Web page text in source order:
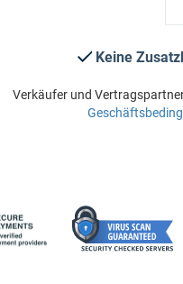
Keine
Verkäufer und